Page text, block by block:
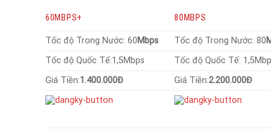
60MBPS+ 80MBPS
Tốc độ Trong Nước: 60Mbps Tốc độ Trong Nước: 80
Tốc độ Quốc Tế:1,5Mbps
Tốc độ Quốc Tế:
Giá Tiền:1.400.000Đ Giá Tiền:2.200.000Đ